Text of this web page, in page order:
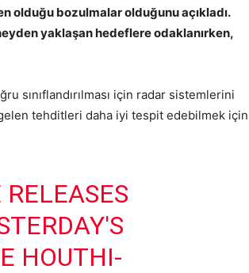
olduğu bozulmalar olduğunu açıkladı.
yaklaşan hedeflere odaklanırken,
sınıflandırılması için radar sistemlerini
gelen tehditleri daha iyi tespit edebilmek için
HOUTHI-